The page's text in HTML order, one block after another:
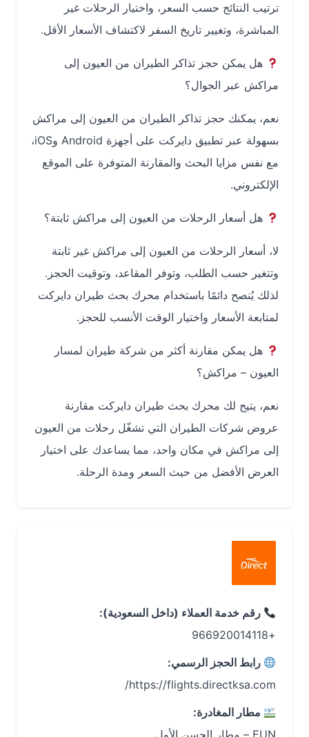
ترتيب النتائج حسب السعر، واختيار الرحلات غير
المباشرة، وتغيير تاريخ السفر لاكتشاف الأسعار الأقل.
هل يمكن حجز تذاكر الطيران من العيون إلى
مراكش عبر الجوال؟
نعم، يمكنك حجز تذاكر الطيران من العيون إلى مراكش
بسهولة عبر تطبيق دايركت على أجهزة Android وiOS،
مع نفس مزايا البحث والمقارنة المتوفرة على الموقع
الإلكتروني.
هل أسعار الرحلات من العيون إلى مراكش ثابتة؟
لا، أسعار الرحلات من العيون إلى مراكش غير ثابتة
وتتغير حسب الطلب، وتوفر المقاعد، وتوقيت الحجز.
لذلك يُنصح دائمًا باستخدام محرك بحث طيران دايركت
لمتابعة الأسعار واختيار الوقت الأنسب للحجز.
هل يمكن مقارنة أكثر من شركة طيران لمسار
العيون – مراكش؟
نعم، يتيح لك محرك بحث طيران دايركت مقارنة
عروض شركات الطيران التي تشغّل رحلات من العيون
إلى مراكش في مكان واحد، مما يساعدك على اختيار
العرض الأفضل من حيث السعر ومدة الرحلة.
رقم خدمة العملاء (داخل السعودية):
رابط الحجز الرسمي:
https://flights.directksa.com/
مطار المغادرة: